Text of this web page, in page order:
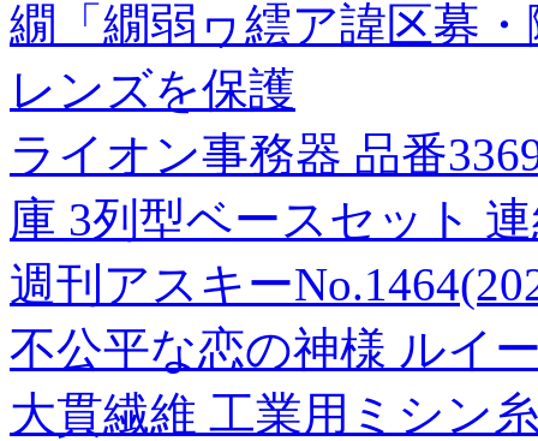
繝「繝弱ヮ繧ア諱区募
レンズを保護
ライオン事務器 品番
庫 3列型ベースセット
週刊アスキー
不公平な恋の神様 ルイ
大貫繊維 工業用ミシン